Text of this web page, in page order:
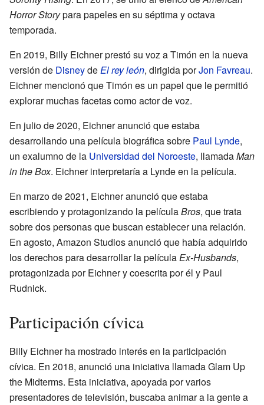
Horror Storypara papeles en su séptima y octava
temporada.
En 2019, Billy Eichner prestó su voz a Timón en la nueva
versión de DisneydeEl rey león, dirigida porJon Favreau.
Eichner mencionó que Timón es un papel que le permitió
explorar muchas facetas como actor de voz.
En julio de 2020, Eichner anunció que estaba
desarrollando una película biográfica sobre Paul Lynde,
un exalumno de la Universidad del Noroeste, llamadaMan
in the Box. Eichner interpretaría a Lynde en la película.
En marzo de 2021, Eichner anunció que estaba
escribiendo y protagonizando la películaBros, que trata
sobre dos personas que buscan establecer una relación.
En agosto, Amazon Studios anunció que había adquirido
los derechos para desarrollar la películaEx-Husbands,
protagonizada por Eichner y coescrita por él y Paul
Rudnick.
Participación cívica
Billy Eichner ha mostrado interés en la participación
cívica. En 2018, anunció una iniciativa llamada Glam Up
the Midterms. Esta iniciativa, apoyada por varios
presentadores de televisión, buscaba animar a la gente a